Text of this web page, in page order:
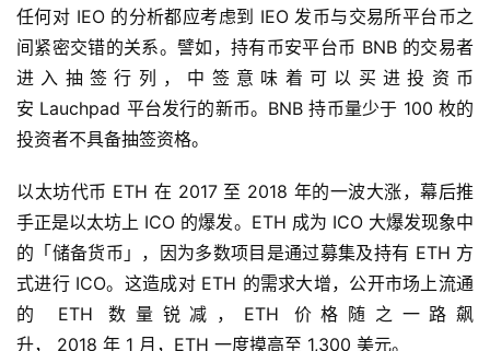
任何对 IEO 的分析都应考虑到 IEO 发币与交易所平台币之
间紧密交错的关系。譬如，持有币安平台币 BNB 的交易者
进入抽签行列，中签意味着可以买进投资币
安 Lauchpad 平台发行的新币。BNB 持币量少于 100 枚的
投资者不具备抽签资格。
以太坊代币 ETH 在 2017 至 2018 年的一波大涨，幕后推
手正是以太坊上 ICO 的爆发。ETH 成为 ICO 大爆发现象中
的「储备货币」，因为多数项目是通过募集及持有 ETH 方
式进行 ICO。这造成对 ETH 的需求大增，公开市场上流通
的 ETH 数量锐减，ETH 价格随之一路飙
升， 2018 年 1 月，ETH 一度摸高至 1,300 美元。